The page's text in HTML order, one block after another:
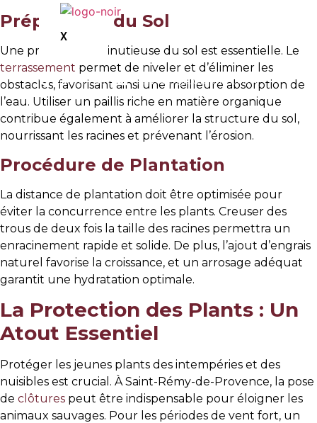
X
04 90 92 43 67 CONTACT@GONFONDJM.FR
Préparation du Sol
Une préparation minutieuse du sol est essentielle. Le
terrassement permet de niveler et d’éliminer les
obstacles, favorisant ainsi une meilleure absorption de
l’eau. Utiliser un paillis riche en matière organique
contribue également à améliorer la structure du sol,
nourrissant les racines et prévenant l’érosion.
Procédure de Plantation
La distance de plantation doit être optimisée pour
éviter la concurrence entre les plants. Creuser des
trous de deux fois la taille des racines permettra un
enracinement rapide et solide. De plus, l’ajout d’engrais
naturel favorise la croissance, et un arrosage adéquat
garantit une hydratation optimale.
La Protection des Plants : Un
Atout Essentiel
Protéger les jeunes plants des intempéries et des
nuisibles est crucial. À Saint-Rémy-de-Provence, la pose
de clôtures peut être indispensable pour éloigner les
animaux sauvages. Pour les périodes de vent fort, un